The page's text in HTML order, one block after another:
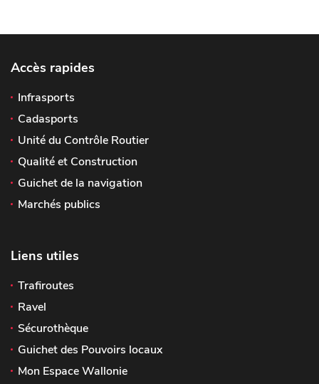
Accès rapides
Infrasports
Cadasports
Unité du Contrôle Routier
Qualité et Construction
Guichet de la navigation
Marchés publics
Liens utiles
Trafiroutes
Ravel
Sécurothèque
Guichet des Pouvoirs locaux
Mon Espace Wallonie